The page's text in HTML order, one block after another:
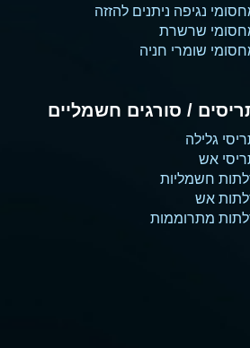
נגיפה ניתנים להזזה
שרשרת
שומרי חניה
/ סורגים חשמליים
גלילה
אש
חשמליות
אש
מתרוממות